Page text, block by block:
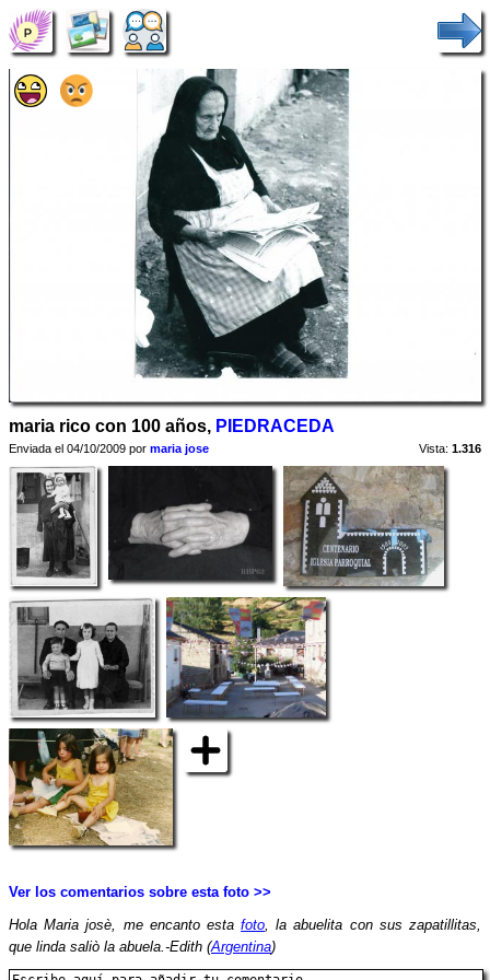
maria rico con 100 años, PIEDRACEDA
Enviada el 04/10/2009 por maria jose Vista: 1.316
Ver los comentarios sobre esta foto >>
Hola Maria josè, me encanto estafoto, la abuelita con sus zapatillitas,
que linda saliò la abuela.-Edith (Argentina)